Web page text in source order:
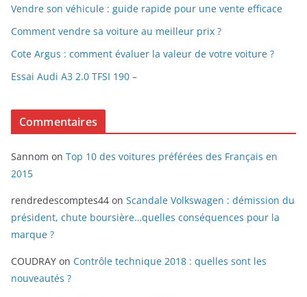
Vendre son véhicule : guide rapide pour une vente efficace
Comment vendre sa voiture au meilleur prix ?
Cote Argus : comment évaluer la valeur de votre voiture ?
Essai Audi A3 2.0 TFSI 190 –
Commentaires
Sannom on Top 10 des voitures préférées des Français en
2015
rendredescomptes44 on Scandale Volkswagen : démission du
président, chute boursière…quelles conséquences pour la
marque ?
COUDRAY on Contrôle technique 2018 : quelles sont les
nouveautés ?